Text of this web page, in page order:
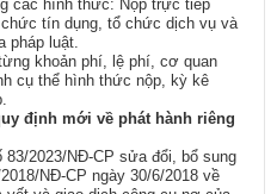
các hình thức: Nộp trực tiếp
tín dụng, tổ chức dịch vụ và
pháp luật.
khoản phí, lệ phí, cơ quan
cụ thể hình thức nộp, kỳ kê
định mới về phát hành riêng
83/2023/NĐ-CP sửa đổi, bổ sung
NĐ-CP ngày 30/6/2018 về